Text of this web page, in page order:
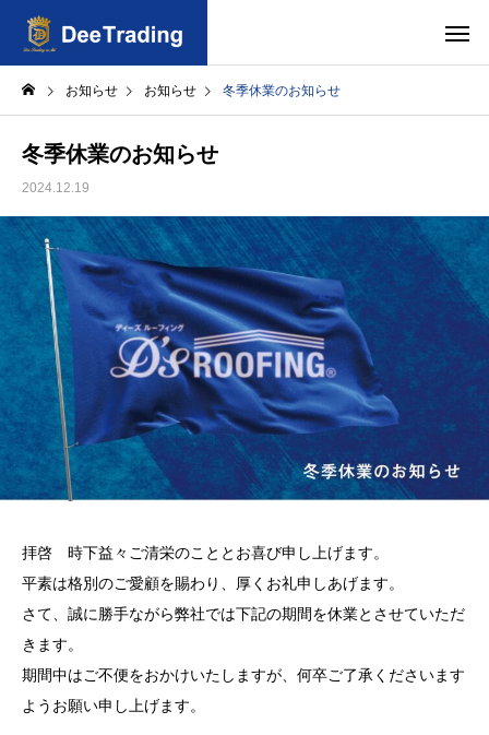
お知らせ お知らせ 冬季休業のお知らせ
冬季休業のお知らせ
2024.12.19
拝啓 時下益々ご清栄のこととお喜び申し上げます。
平素は格別のご愛顧を賜わり、厚くお礼申しあげます。
さて、誠に勝手ながら弊社では下記の期間を休業とさせていただ
きます。
期間中はご不便をおかけいたしますが、何卒ご了承くださいます
ようお願い申し上げます。